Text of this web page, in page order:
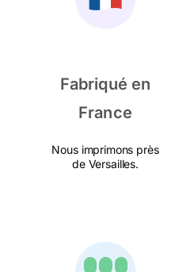
Fabriqué en
France
Nous imprimons près
de Versailles.